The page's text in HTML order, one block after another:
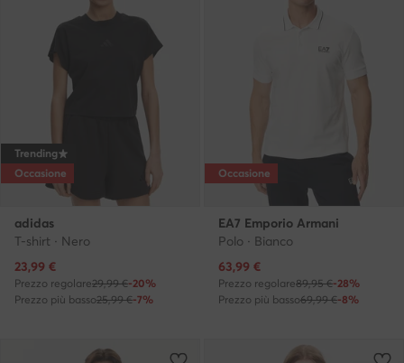
Trending
Occasione
adidas
T-shirt · Nero
Prezzo attuale
23,99 €
Prezzo regolare29,99 €-20%
Prezzo più basso25,99 €-7%
Occasione
EA7 Emporio Armani
Polo · Bianco
Prezzo attuale
63,99 €
Prezzo regolare89,95 €-28%
Prezzo più basso69,99 €-8%